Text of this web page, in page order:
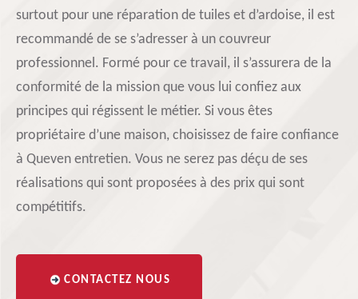
surtout pour une réparation de tuiles et d’ardoise, il est
recommandé de se s’adresser à un couvreur
professionnel. Formé pour ce travail, il s’assurera de la
conformité de la mission que vous lui confiez aux
principes qui régissent le métier. Si vous êtes
propriétaire d’une maison, choisissez de faire confiance
à Queven entretien. Vous ne serez pas déçu de ses
réalisations qui sont proposées à des prix qui sont
compétitifs.
CONTACTEZ NOUS